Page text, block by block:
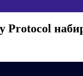
Protocol